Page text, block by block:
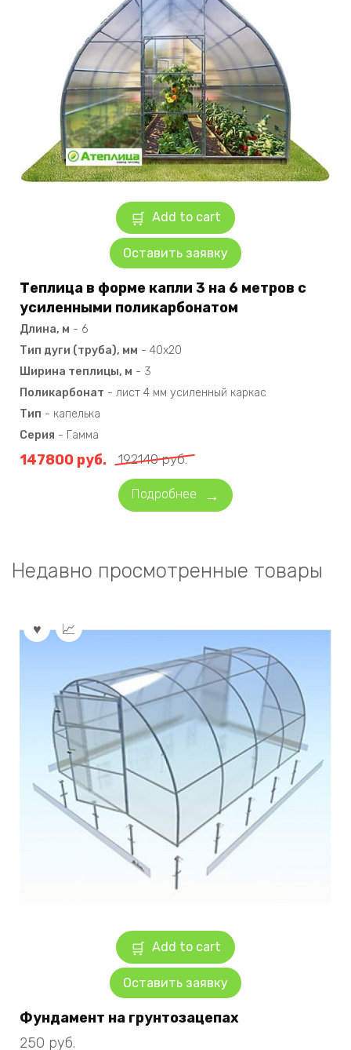
Add to cart
Оставить заявку
Теплица в форме капли 3 на 6 метров с
усиленными поликарбонатом
Длина, м - 6
Тип дуги (труба), мм - 40х20
Ширина теплицы, м - 3
Поликарбонат - лист 4 мм усиленный каркас
Тип - капелька
Серия - Гамма
192140руб.
147800 руб.
Подробнее
Недавно просмотренные товары
Add to cart
Оставить заявку
Фундамент на грунтозацепах
250 руб.